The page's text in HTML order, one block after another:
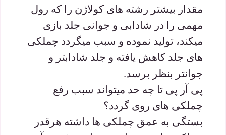
مقدار بیشتر رشته های کولاژن را که رول
مهمی را در شادابی و جوانی جلد بازی
میکند، تولید نموده و سبب میگردد چملکی
های جلد کاهش یافته و جلد شادابتر و
جوانتر بنظر برسد.
پی آر پی تا چه حد میتواند سبب رفع
چملکی های روی گردد؟
بستگی به عمق چملکی ها داشته هرقدر